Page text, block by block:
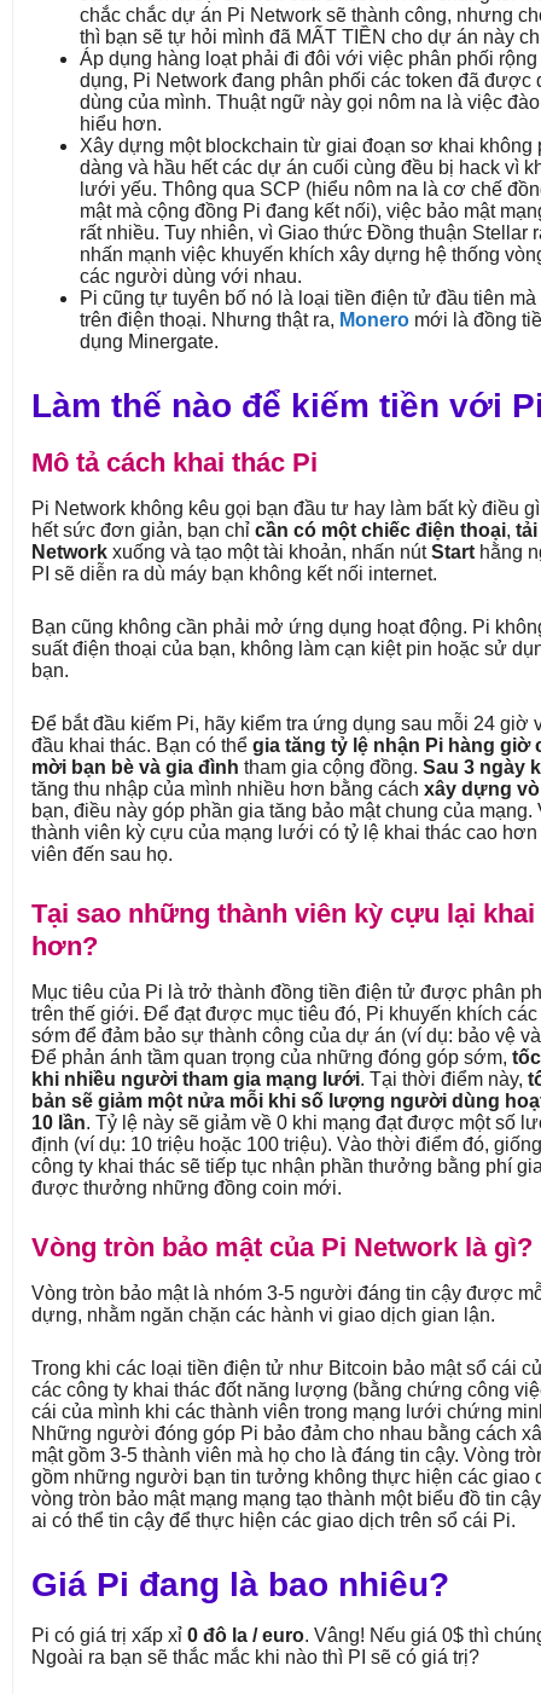
chắc chắc dự án Pi Network sẽ thành công, nhưng
thì bạn sẽ tự hỏi mình đã MẤT TIỀN cho dự án này
Áp dụng hàng loạt phải đi đôi với việc phân phối
dụng, Pi Network đang phân phối các token đã được
dùng của mình. Thuật ngữ này gọi nôm na là việc
hiểu hơn.
Xây dựng một blockchain từ giai đoạn sơ khai không
dàng và hầu hết các dự án cuối cùng đều bị hack vì
lưới yếu. Thông qua SCP (hiểu nôm na là cơ chế
mật mà cộng đồng Pi đang kết nối), việc bảo mật
rất nhiều. Tuy nhiên, vì Giao thức Đồng thuận Stellar
nhấn mạnh việc khuyến khích xây dựng hệ thống
các người dùng với nhau.
Pi cũng tự tuyên bố nó là loại tiền điện tử đầu tiên
trên điện thoại. Nhưng thật ra, Monero mới là đồng
dụng Minergate.
Làm thế nào để kiếm tiền với
Mô tả cách khai thác Pi
Pi Network không kêu gọi bạn đầu tư hay làm bất kỳ điều
hết sức đơn giản, bạn chỉ cần có một chiếc điện thoại, tải
Network xuống và tạo một tài khoản, nhấn nútStart hằng
PI sẽ diễn ra dù máy bạn không kết nối internet.
Bạn cũng không cần phải mở ứng dụng hoạt động. Pi
suất điện thoại của bạn, không làm cạn kiệt pin hoặc sử
bạn.
Để bắt đầu kiếm Pi, hãy kiểm tra ứng dụng sau mỗi 24 giờ
đầu khai thác. Bạn có thể gia tăng tỷ lệ nhận Pi hàng giờ
mời bạn bè và gia đình tham gia cộng đồng. Sau 3 ngày
tăng thu nhập của mình nhiều hơn bằng cách xây dựng
bạn, điều này góp phần gia tăng bảo mật chung của
thành viên kỳ cựu của mạng lưới có tỷ lệ khai thác cao
viên đến sau họ.
Tại sao những thành viên kỳ cựu lại
hơn?
Mục tiêu của Pi là trở thành đồng tiền điện tử được phân
trên thế giới. Để đạt được mục tiêu đó, Pi khuyến khích
sớm để đảm bảo sự thành công của dự án (ví dụ: bảo vệ
Để phản ánh tầm quan trọng của những đóng góp sớm,
khi nhiều người tham gia mạng lưới. Tại thời điểm này,
bản sẽ giảm một nửa mỗi khi số lượng người dùng
10 lần. Tỷ lệ này sẽ giảm về 0 khi mạng đạt được một số
định (ví dụ: 10 triệu hoặc 100 triệu). Vào thời điểm đó,
công ty khai thác sẽ tiếp tục nhận phần thưởng bằng phí
được thưởng những đồng coin mới.
Vòng tròn bảo mật của Pi Network là gì?
Vòng tròn bảo mật là nhóm 3-5 người đáng tin cậy được
dựng, nhằm ngăn chặn các hành vi giao dịch gian lận.
Trong khi các loại tiền điện tử như Bitcoin bảo mật sổ cái
các công ty khai thác đốt năng lượng (bằng chứng công
cái của mình khi các thành viên trong mạng lưới chứng
Những người đóng góp Pi bảo đảm cho nhau bằng cách
mật gồm 3-5 thành viên mà họ cho là đáng tin cậy. Vòng
gồm những người bạn tin tưởng không thực hiện các giao
vòng tròn bảo mật mạng mạng tạo thành một biểu đồ tin
ai có thể tin cậy để thực hiện các giao dịch trên sổ cái Pi.
Giá Pi đang là bao nhiêu?
Pi có giá trị xấp xỉ 0 đô la / euro. Vâng! Nếu giá 0$ thì
Ngoài ra bạn sẽ thắc mắc khi nào thì PI sẽ có giá trị?